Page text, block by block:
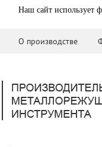
Наш сайт использует
О производстве